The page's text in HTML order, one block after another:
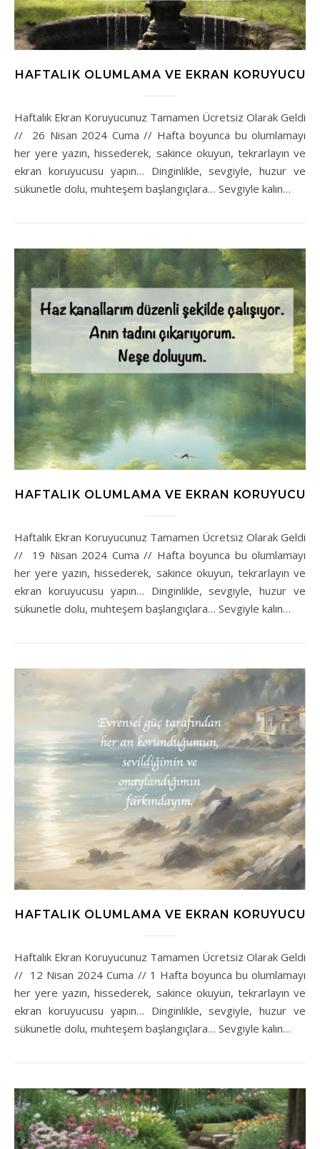
HAFTALIK OLUMLAMA VE EKRAN KORUYUCU
Haftalık Ekran Koruyucunuz Tamamen Ücretsiz Olarak Geldi
// 26 Nisan 2024 Cuma // Hafta boyunca bu olumlamayı
her yere yazın, hissederek, sakince okuyun, tekrarlayın ve
ekran koruyucusu yapın… Dinginlikle, sevgiyle, huzur ve
sükunetle dolu, muhteşem başlangıçlara… Sevgiyle kalın…
HAFTALIK OLUMLAMA VE EKRAN KORUYUCU
Haftalık Ekran Koruyucunuz Tamamen Ücretsiz Olarak Geldi
// 19 Nisan 2024 Cuma // Hafta boyunca bu olumlamayı
her yere yazın, hissederek, sakince okuyun, tekrarlayın ve
ekran koruyucusu yapın… Dinginlikle, sevgiyle, huzur ve
sükunetle dolu, muhteşem başlangıçlara… Sevgiyle kalın…
HAFTALIK OLUMLAMA VE EKRAN KORUYUCU
Haftalık Ekran Koruyucunuz Tamamen Ücretsiz Olarak Geldi
// 12 Nisan 2024 Cuma // 1 Hafta boyunca bu olumlamayı
her yere yazın, hissederek, sakince okuyun, tekrarlayın ve
ekran koruyucusu yapın… Dinginlikle, sevgiyle, huzur ve
sükunetle dolu, muhteşem başlangıçlara… Sevgiyle kalın…